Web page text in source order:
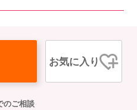
お気に入り
のご相談